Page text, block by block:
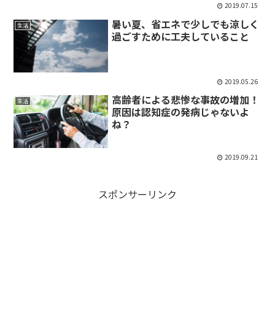
2019.07.15
生活
暑い夏、省エネで少しでも涼しく
過ごすために工夫していること
2019.05.26
生活
高齢者による悲惨な事故の増加！
原因は認知症の発病じゃないよ
ね？
2019.09.21
スポンサーリンク